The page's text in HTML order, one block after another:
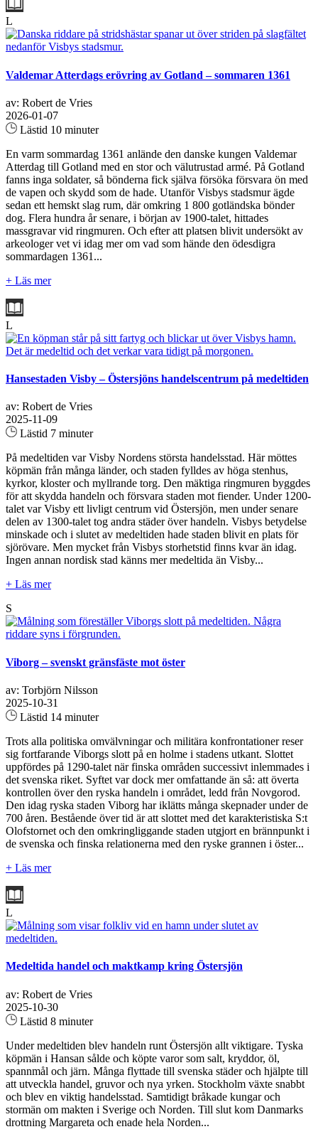
L
Valdemar Atterdags erövring av Gotland – sommaren 1361
av: Robert de Vries
2026-01-07
Lästid 10 minuter
En varm sommardag 1361 anlände den danske kungen Valdemar
Atterdag till Gotland med en stor och välutrustad armé. På Gotland
fanns inga soldater, så bönderna fick själva försöka försvara ön med
de vapen och skydd som de hade. Utanför Visbys stadsmur ägde
sedan ett hemskt slag rum, där omkring 1 800 gotländska bönder
dog. Flera hundra år senare, i början av 1900-talet, hittades
massgravar vid ringmuren. Och efter att platsen blivit undersökt av
arkeologer vet vi idag mer om vad som hände den ödesdigra
sommardagen 1361...
+ Läs mer
L
Hansestaden Visby – Östersjöns handelscentrum på medeltiden
av: Robert de Vries
2025-11-09
Lästid 7 minuter
På medeltiden var Visby Nordens största handelsstad. Här möttes
köpmän från många länder, och staden fylldes av höga stenhus,
kyrkor, kloster och myllrande torg. Den mäktiga ringmuren byggdes
för att skydda handeln och försvara staden mot fiender. Under 1200-
talet var Visby ett livligt centrum vid Östersjön, men under senare
delen av 1300-talet tog andra städer över handeln. Visbys betydelse
minskade och i slutet av medeltiden hade staden blivit en plats för
sjörövare. Men mycket från Visbys storhetstid finns kvar än idag.
Ingen annan nordisk stad känns mer medeltida än Visby...
+ Läs mer
S
Viborg – svenskt gränsfäste mot öster
av: Torbjörn Nilsson
2025-10-31
Lästid 14 minuter
Trots alla politiska omvälvningar och militära konfrontationer reser
sig fortfarande Viborgs slott på en holme i stadens utkant. Slottet
uppfördes på 1290-talet när finska områden successivt inlemmades i
det svenska riket. Syftet var dock mer omfattande än så: att överta
kontrollen över den ryska handeln i området, ledd från Novgorod.
Den idag ryska staden Viborg har iklätts många skepnader under de
700 åren. Bestående över tid är att slottet med det karakteristiska S:t
Olofstornet och den omkringliggande staden utgjort en brännpunkt i
de svenska och finska relationerna med den ryske grannen i öster...
+ Läs mer
L
Medeltida handel och maktkamp kring Östersjön
av: Robert de Vries
2025-10-30
Lästid 8 minuter
Under medeltiden blev handeln runt Östersjön allt viktigare. Tyska
köpmän i Hansan sålde och köpte varor som salt, kryddor, öl,
spannmål och järn. Många flyttade till svenska städer och hjälpte till
att utveckla handel, gruvor och nya yrken. Stockholm växte snabbt
och blev en viktig handelsstad. Samtidigt bråkade kungar och
stormän om makten i Sverige och Norden. Till slut kom Danmarks
drottning Margareta och enade hela Norden...